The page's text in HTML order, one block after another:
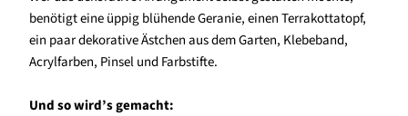
benötigt eine üppig blühende Geranie, einen Terrakottatopf,
ein paar dekorative Ästchen aus dem Garten, Klebeband,
Acrylfarben, Pinsel und Farbstifte.
Und so wird’s gemacht: